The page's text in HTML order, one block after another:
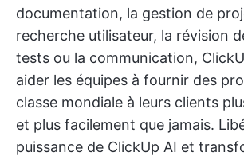
documentation, la gestion de
recherche utilisateur, la révision
tests ou la communication,
aider les équipes à fournir des
classe mondiale à leurs clients
et plus facilement que jamais.
puissance de ClickUp AI et